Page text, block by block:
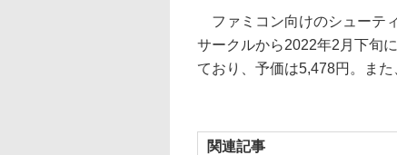
ファミコン向けのシューテ
サークルから2022年2月下旬に
ており、予価は5,478円。ま
関連記事